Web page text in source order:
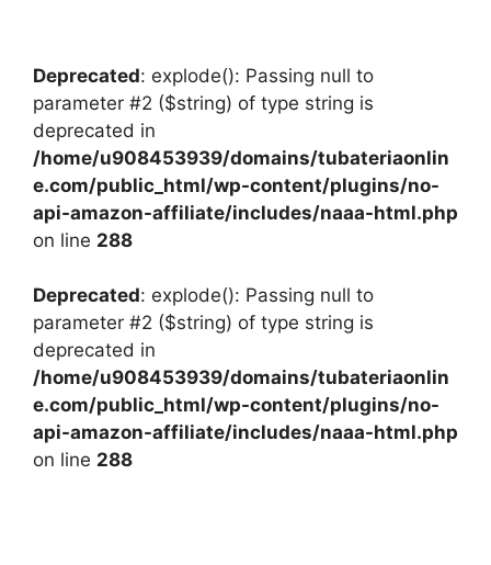
Deprecated: explode(): Passing null to
parameter #2 ($string) of type string is
deprecated in
/home/u908453939/domains/tubateriaonlin
e.com/public_html/wp-content/plugins/no-
api-amazon-affiliate/includes/naaa-html.php
on line 288
Deprecated: explode(): Passing null to
parameter #2 ($string) of type string is
deprecated in
/home/u908453939/domains/tubateriaonlin
e.com/public_html/wp-content/plugins/no-
api-amazon-affiliate/includes/naaa-html.php
on line 288